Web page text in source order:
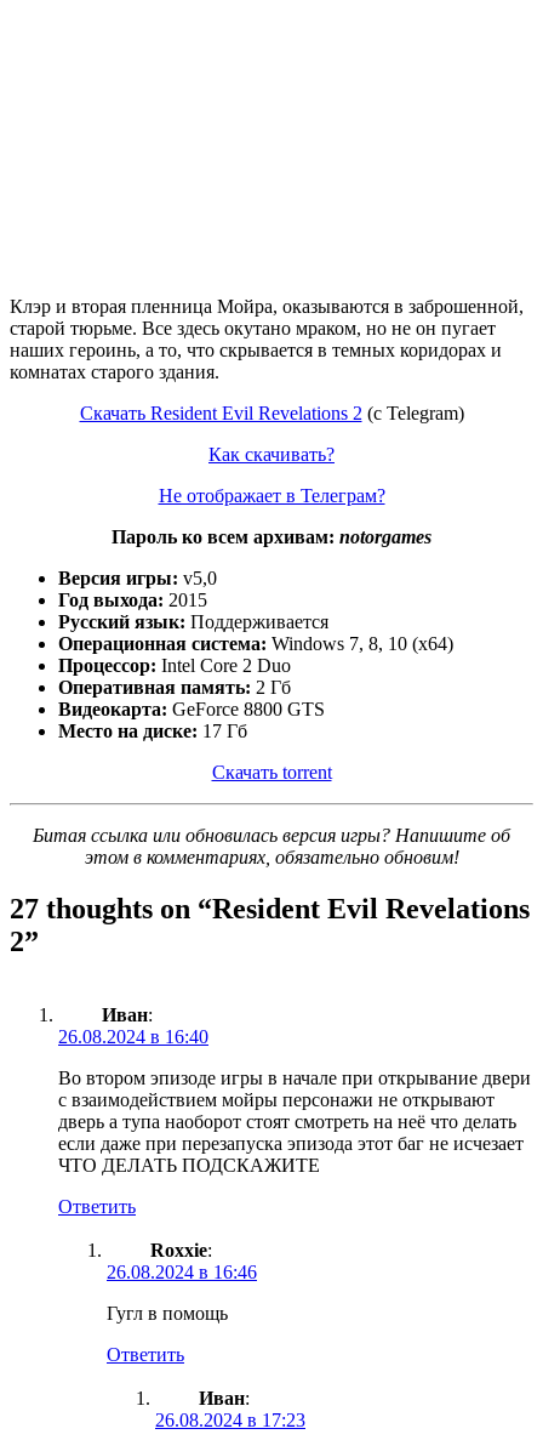
Клэр и вторая пленница Мойра, оказываются в заброшенной,
старой тюрьме. Все здесь окутано мраком, но не он пугает
наших героинь, а то, что скрывается в темных коридорах и
комнатах старого здания.
Скачать Resident Evil Revelations 2 (с Telegram)
Как скачивать?
Не отображает в Телеграм?
Пароль ко всем архивам: notorgames
Версия игры: v5,0
Год выхода: 2015
Русский язык: Поддерживается
Операционная система: Windows 7, 8, 10 (x64)
Процессор: Intel Core 2 Duo
Оперативная память: 2 Гб
Видеокарта: GeForce 8800 GTS
Место на диске: 17 Гб
Скачать torrent
Битая ссылка или обновилась версия игры? Напишите об
этом в комментариях, обязательно обновим!
27 thoughts on “Resident Evil Revelations
2”
Иван:
26.08.2024 в 16:40
Во втором эпизоде игры в начале при открывание двери
с взаимодействием мойры персонажи не открывают
дверь а тупа наоборот стоят смотреть на неë что делать
если даже при перезапуска эпизода этот баг не исчезает
ЧТО ДЕЛАТЬ ПОДСКАЖИТЕ
Ответить
Roxxie:
26.08.2024 в 16:46
Гугл в помощь
Ответить
Иван:
26.08.2024 в 17:23